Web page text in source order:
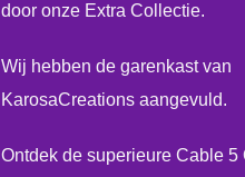
door onze Extra Collectie.
Wij hebben de garenkast van
KarosaCreations aangevuld.
Ontdek de superieure Cable 5